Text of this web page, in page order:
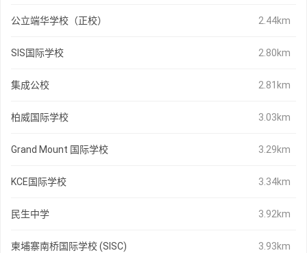
公立端华学校（正校） 2.44km
SIS国际学校 2.80km
集成公校 2.81km
柏威国际学校 3.03km
Grand Mount 国际学校 3.29km
KCE国际学校 3.34km
民生中学 3.92km
柬埔寨南桥国际学校 (SISC) 3.93km